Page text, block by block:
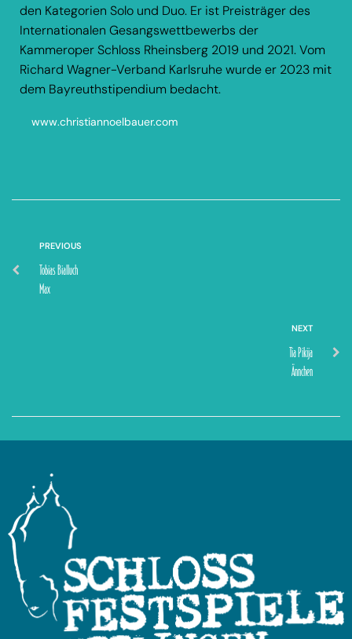
den Kategorien Solo und Duo. Er ist Preisträger des
Internationalen Gesangswettbewerbs der
Kammeroper Schloss Rheinsberg 2019 und 2021. Vom
Richard Wagner-Verband Karlsruhe wurde er 2023 mit
dem Bayreuthstipendium bedacht.
www.christiannoelbauer.com
PREVIOUS
Tobias Bialluch
Max
NEXT
Tia Pikija
Ännchen